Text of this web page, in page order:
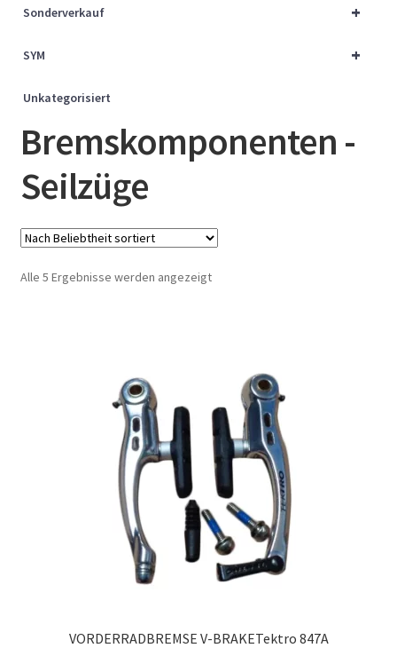
+
Sonderverkauf
+
SYM
Unkategorisiert
Bremskomponenten -
Seilzüge
Alle 5 Ergebnisse werden angezeigtNach
VORDERRADBREMSE V-BRAKETektro 847A